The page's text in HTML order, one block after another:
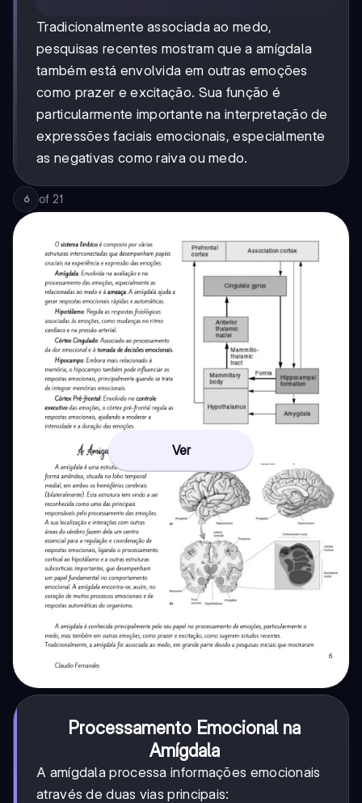
Tradicionalmente associada ao medo,
pesquisas recentes mostram que a amígdala
também está envolvida em outras emoções
como prazer e excitação. Sua função é
particularmente importante na interpretação de
expressões faciais emocionais, especialmente
as negativas como raiva ou medo.
6 of 21
Ver
Processamento Emocional na
Amígdala
A amígdala processa informações emocionais
através de duas vias principais: